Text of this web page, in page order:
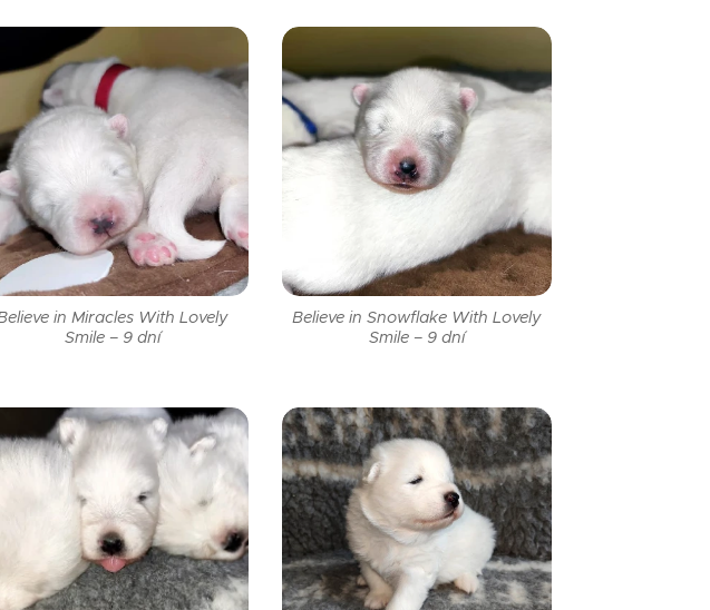
in Miracles With Lovely
Smile – 9 dní
Believe in Snowflake With Lovely
Smile – 9 dní